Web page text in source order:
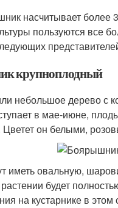
насчитывает более
пользуются все
крупноплодный
небольшое дерево с
в мае-июне,
он белыми,
иметь овальную,
будет
на кустарнике в этом